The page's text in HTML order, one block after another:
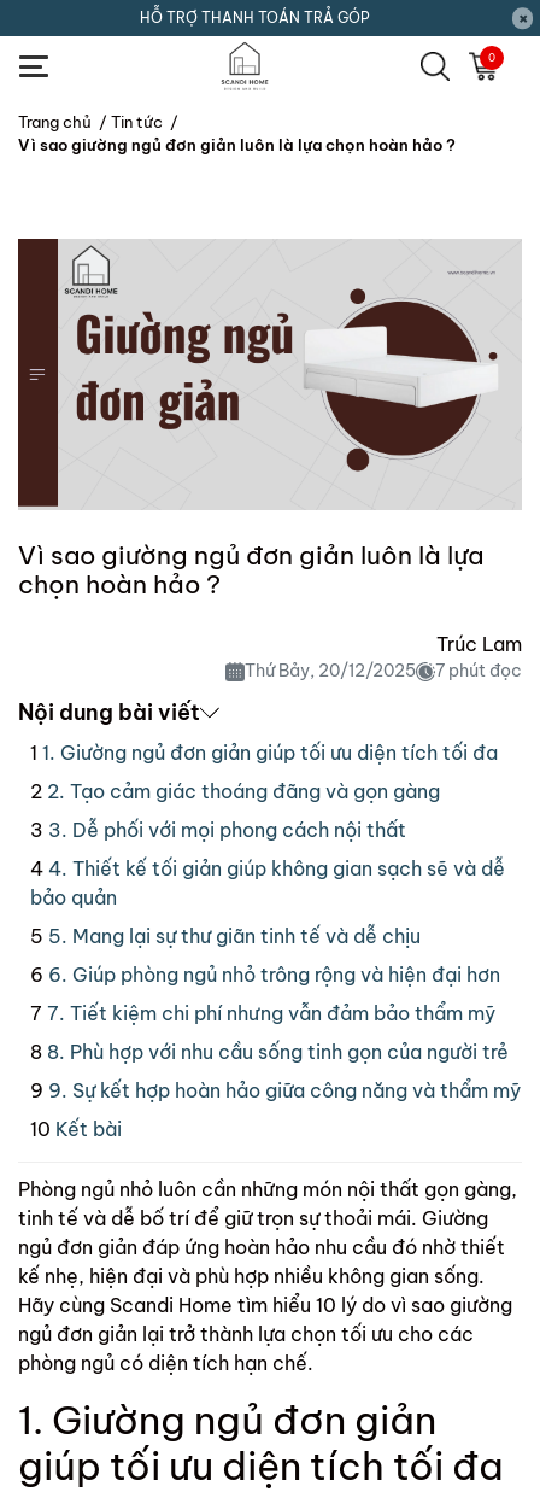
HỖ TRỢ THANH TOÁN TRẢ GÓP
0
Trang chủ / Tin tức /
Vì sao giường ngủ đơn giản luôn là lựa chọn hoàn hảo ?
Vì sao giường ngủ đơn giản luôn là lựa
chọn hoàn hảo ?
Trúc Lam
Thứ Bảy, 20/12/2025 7 phút đọc
Nội dung bài viết
1. Giường ngủ đơn giản giúp tối ưu diện tích tối đa
2. Tạo cảm giác thoáng đãng và gọn gàng
3. Dễ phối với mọi phong cách nội thất
4. Thiết kế tối giản giúp không gian sạch sẽ và dễ
bảo quản
5. Mang lại sự thư giãn tinh tế và dễ chịu
6. Giúp phòng ngủ nhỏ trông rộng và hiện đại hơn
7. Tiết kiệm chi phí nhưng vẫn đảm bảo thẩm mỹ
8. Phù hợp với nhu cầu sống tinh gọn của người trẻ
9. Sự kết hợp hoàn hảo giữa công năng và thẩm mỹ
Kết bài
Phòng ngủ nhỏ luôn cần những món nội thất gọn gàng,
tinh tế và dễ bố trí để giữ trọn sự thoải mái. Giường
ngủ đơn giản đáp ứng hoàn hảo nhu cầu đó nhờ thiết
kế nhẹ, hiện đại và phù hợp nhiều không gian sống.
Hãy cùng Scandi Home tìm hiểu 10 lý do vì sao giường
ngủ đơn giản lại trở thành lựa chọn tối ưu cho các
phòng ngủ có diện tích hạn chế.
1. Giường ngủ đơn giản
giúp tối ưu diện tích tối đa